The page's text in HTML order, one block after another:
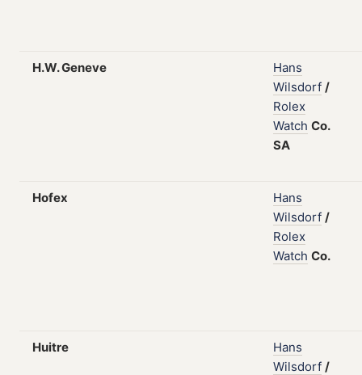
H.W. Geneve
Hans
Wilsdorf /
Rolex
Watch Co.
SA
Hofex
Hans
Wilsdorf /
Rolex
Watch Co.
Huitre
Hans
Wilsdorf /